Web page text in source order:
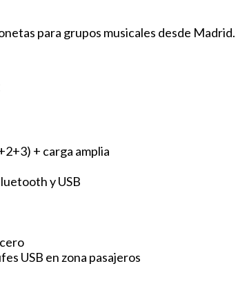
para grupos musicales desde Madrid.
+ carga amplia
y USB
USB en zona pasajeros